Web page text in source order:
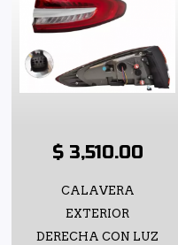
$ 3,510.00
CALAVERA
EXTERIOR
DERECHA CON LUZ